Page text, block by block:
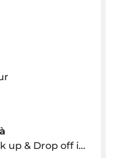
off in Funchal